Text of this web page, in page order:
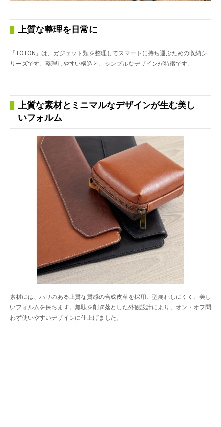
上質な整理を日常に
「TOTON」は、ガジェット類を整理してスマートに持ち運ぶための収納シ
リーズです。整理しやすい構造と、シンプルなデザインが特徴です。
上質な素材とミニマルなデザインが生む美し
いフォルム
素材には、ハリのある上質な質感の合成皮革を採用。型崩れしにくく、美し
いフォルムを保ちます。無駄を削ぎ落とした外観設計により、オン・オフ問
わず使いやすいデザインに仕上げました。